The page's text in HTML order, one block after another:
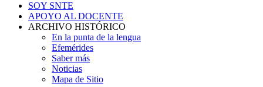
SOY SNTE
APOYO AL DOCENTE
ARCHIVO HISTÓRICO
En la punta de la lengua
Efemérides
Saber más
Noticias
Mapa de Sitio